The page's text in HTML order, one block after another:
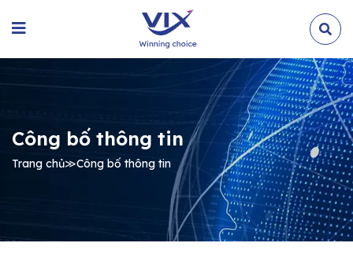
Công bố thông tin
Trang chủ≫Công bố thông tin